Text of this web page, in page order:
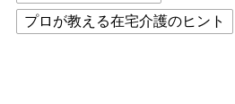
プロが教える在宅介護のヒント